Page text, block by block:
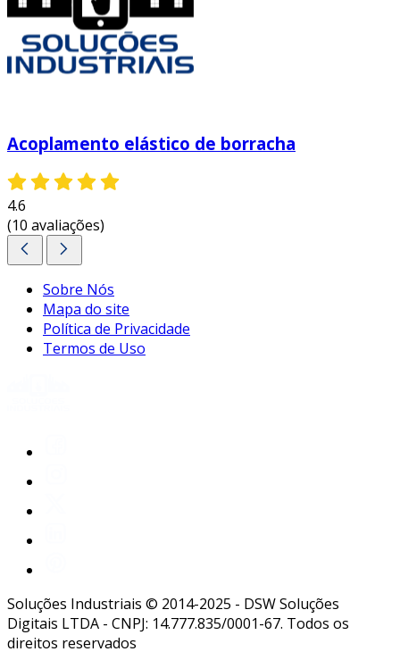
Acoplamento elástico de borracha
4.6
(10 avaliações)
Sobre Nós
Mapa do site
Política de Privacidade
Termos de Uso
Soluções Industriais © 2014-2025 - DSW Soluções
Digitais LTDA - CNPJ: 14.777.835/0001-67. Todos os
direitos reservados